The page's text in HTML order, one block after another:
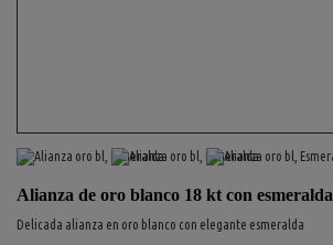
Alianza de oro blanco 18 kt con esmeralda
Delicada alianza en oro blanco con elegante esmeralda